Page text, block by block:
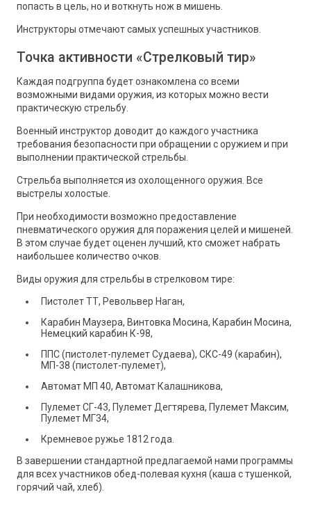
попасть в цель, но и воткнуть нож в мишень.
Инструкторы отмечают самых успешных участников.
Точка активности «Стрелковый тир»
Каждая подгруппа будет ознакомлена со всеми
возможными видами оружия, из которых можно вести
практическую стрельбу.
Военный инструктор доводит до каждого участника
требования безопасности при обращении с оружием и при
выполнении практической стрельбы.
Стрельба выполняется из охолощенного оружия. Все
выстрелы холостые.
При необходимости возможно предоставление
пневматического оружия для поражения целей и мишеней.
В этом случае будет оценен лучший, кто сможет набрать
наибольшее количество очков.
Виды оружия для стрельбы в стрелковом тире:
Пистолет ТТ, Револьвер Наган,
Карабин Маузера, Винтовка Мосина, Карабин Мосина,
Немецкий карабин К-98,
ППС (пистолет-пулемет Судаева), СКС-49 (карабин),
МП-38 (пистолет-пулемет),
Автомат МП 40, Автомат Калашникова,
Пулемет СГ-43, Пулемет Дегтярева, Пулемет Максим,
Пулемет МГ34,
Кремневое ружье 1812 года.
В завершении стандартной предлагаемой нами программы
для всех участников обед-полевая кухня (каша с тушенкой,
горячий чай, хлеб).